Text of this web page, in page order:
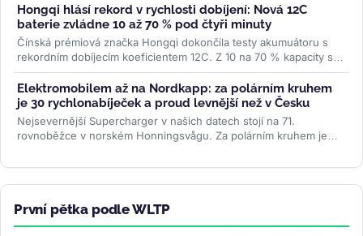
Hongqi hlásí rekord v rychlosti dobíjení: Nová 12C
baterie zvládne 10 až 70 % pod čtyři minuty
Čínská prémiová značka Hongqi dokončila testy akumuátoru s
rekordním dobíjecím koeficientem 12C. Z 10 na 70 % kapacity se
nabije za 3...>>
Elektromobilem až na Nordkapp: za polárním kruhem
je 30 rychlonabíječek a proud levnější než v Česku
Nejsevernější Supercharger v našich datech stojí na 71.
rovnoběžce v norském Honningsvågu. Za polárním kruhem je
První pětka podle WLTP